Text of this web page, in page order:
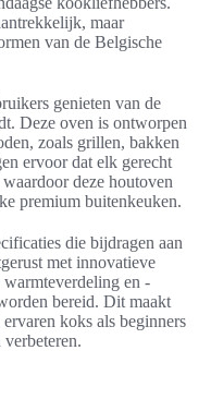
maar
van de Belgische
genieten van de
Deze oven is ontworpen
zoals grillen, bakken
ervoor dat elk gerecht
deze houtoven
premium buitenkeuken.
die bijdragen aan
met innovatieve
en -
bereid. Dit maakt
koks als beginners